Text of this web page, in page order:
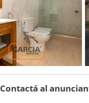
Contactá al